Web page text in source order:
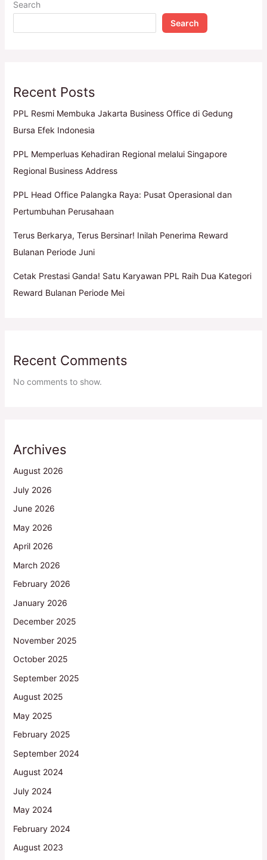
Search
Search
Recent Posts
PPL Resmi Membuka Jakarta Business Office di Gedung
Bursa Efek Indonesia
PPL Memperluas Kehadiran Regional melalui Singapore
Regional Business Address
PPL Head Office Palangka Raya: Pusat Operasional dan
Pertumbuhan Perusahaan
Terus Berkarya, Terus Bersinar! Inilah Penerima Reward
Bulanan Periode Juni
Cetak Prestasi Ganda! Satu Karyawan PPL Raih Dua Kategori
Reward Bulanan Periode Mei
Recent Comments
No comments to show.
Archives
August 2026
July 2026
June 2026
May 2026
April 2026
March 2026
February 2026
January 2026
December 2025
November 2025
October 2025
September 2025
August 2025
May 2025
February 2025
September 2024
August 2024
July 2024
May 2024
February 2024
August 2023